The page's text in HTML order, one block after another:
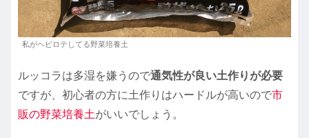
私がヘビロテしてる野菜培養土
ルッコラは多湿を嫌うので通気性が良い土作りが必要
ですが、初心者の方に土作りはハードルが高いので市
販の野菜培養土がいいでしょう。